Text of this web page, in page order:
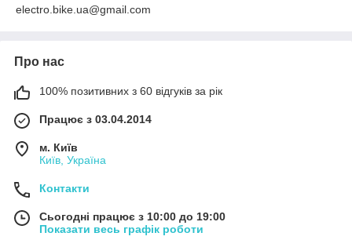
electro.bike.ua@gmail.com
Про нас
100% позитивних з 60 відгуків за рік
Працює з 03.04.2014
м. Київ
Київ, Україна
Контакти
Сьогодні працює з 10:00 до 19:00
Показати весь графік роботи